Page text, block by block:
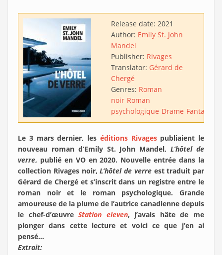
Release date: 2021
Author: Emily St. John
Mandel
Publisher: Rivages
Translator: Gérard de
Chergé
Genres: Roman
noir Roman
psychologique Drame
Le 3 mars dernier, les éditions Rivagespubliaient le
nouveau roman d’Emily St. John Mandel,L’hôtel de
verre, publié en VO en 2020. Nouvelle entrée dans la
collection Rivages noir,L’hôtel de verreest traduit par
Gérard de Chergé et s’inscrit dans un registre entre le
roman noir et le roman psychologique. Grande
amoureuse de la plume de l’autrice canadienne depuis
le chef-d’œuvreStation eleven, j’avais hâte de me
plonger dans cette lecture et voici ce que j’en ai
pensé…
Extrait: